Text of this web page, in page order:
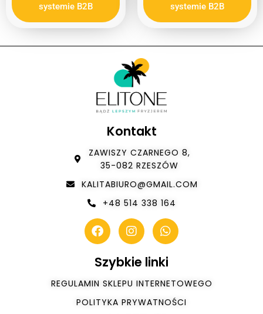
systemie B2B
systemie B2B
Kontakt
ZAWISZY CZARNEGO 8,
35-082 RZESZÓW
KALITABIURO@GMAIL.COM
+48 514 338 164
Szybkie linki
REGULAMIN SKLEPU INTERNETOWEGO
POLITYKA PRYWATNOŚCI